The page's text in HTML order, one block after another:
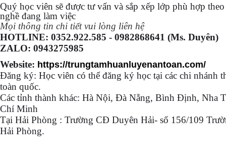
Quý học viên sẽ được tư vấn và sắp xếp lớp phù hợp
nghề đang làm việc
Mọi thông tin chi tiết vui lòng liên hệ
HOTLINE: 0352.922.585 - 0982868641 (Ms. Duyên)
ZALO: 0943275985
Website: https://trungtamhuanluyenantoan.com/
Đăng ký: Học viên có thể đăng ký học tại các chi nhánh
toàn quốc.
Các tỉnh thành khác: Hà Nội, Đà Nẵng, Bình Định, Nha
Chí Minh
Tại Hải Phòng : Trường CĐ Duyên Hải- số 156/109
Hải Phòng.